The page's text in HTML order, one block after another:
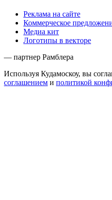
Реклама на сайте
Коммерческое
Медиа кит
Логотипы в векторе
— партнер Рамблера
Используя Кудамоскоу, вы
соглашением и политикой